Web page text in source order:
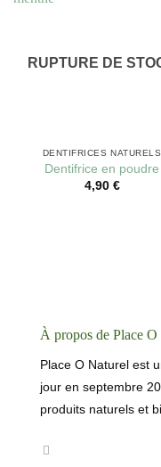
RUPTURE DE
DENTIFRICES NATURELS
Dentifrice en poudre
4,90 €
À propos de Place
Place O Naturel est
jour en septembre
produits naturels et